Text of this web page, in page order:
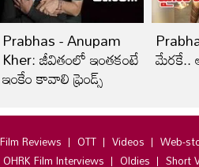
Prabhas - Anupam
Kher: జీవితంలో ఇంతకంటే
ఇంకేం కావాలి ఫ్రెండ్స్‌
మేరకే..
Film Reviews OTT Videos Web-
OHRK Film Interviews Oldies Short